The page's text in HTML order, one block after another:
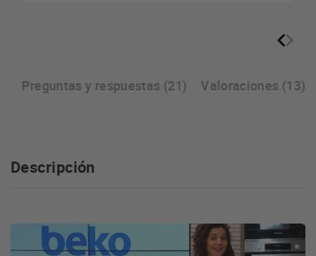
Preguntas y respuestas (21) Valoraciones (13)
Descripción